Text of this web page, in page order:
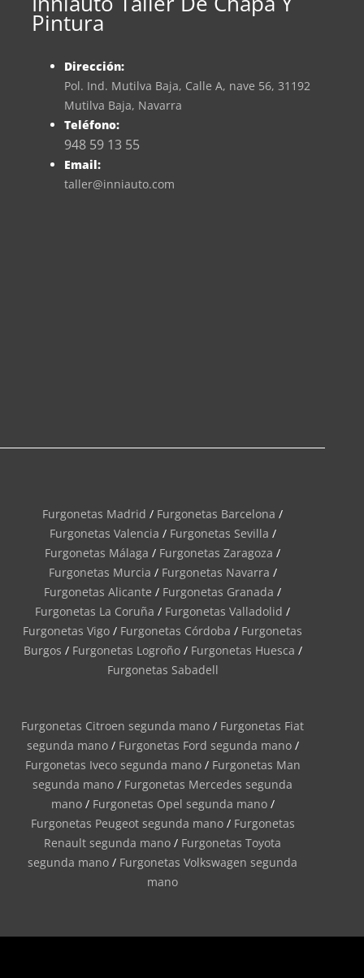
Pintura
Dirección:
Pol. Ind. Mutilva Baja, Calle A, nave 56, 31192
Mutilva Baja, Navarra
Teléfono:
948 59 13 55
Email:
taller@inniauto.com
Furgonetas Madrid / Furgonetas Barcelona /
Furgonetas Valencia / Furgonetas Sevilla /
Furgonetas Málaga / Furgonetas Zaragoza /
Furgonetas Murcia / Furgonetas Navarra /
Furgonetas Alicante / Furgonetas Granada /
Furgonetas La Coruña / Furgonetas Valladolid /
Furgonetas Vigo / Furgonetas Córdoba / Furgonetas
Burgos / Furgonetas Logroño/ Furgonetas Huesca /
Furgonetas Sabadell
Furgonetas Citroen segunda mano / Furgonetas Fiat
segunda mano/ Furgonetas Ford segunda mano/
Furgonetas Iveco segunda mano/ Furgonetas Man
segunda mano / Furgonetas Mercedes segunda
mano/ Furgonetas Opel segunda mano/
Furgonetas Peugeot segunda mano/ Furgonetas
Renault segunda mano / Furgonetas Toyota
segunda mano / Furgonetas Volkswagen segunda
mano